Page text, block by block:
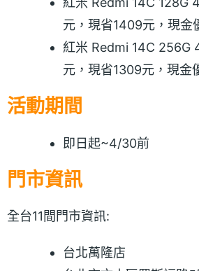
元，現省1409元，現金
紅米 Redmi 14C 256G
元，現省1309元，現金
活動期間
即日起~4/30前
門市資訊
全台11間門市資訊:
台北萬隆店